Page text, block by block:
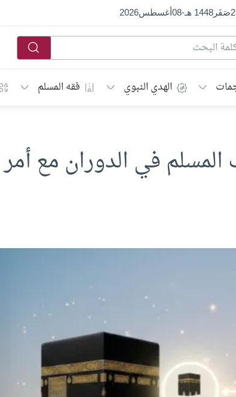
صَفَر1448 هـ -
08أغسطس2026
الهدي النبوي فقه المسلم
في الدوران مع أمر